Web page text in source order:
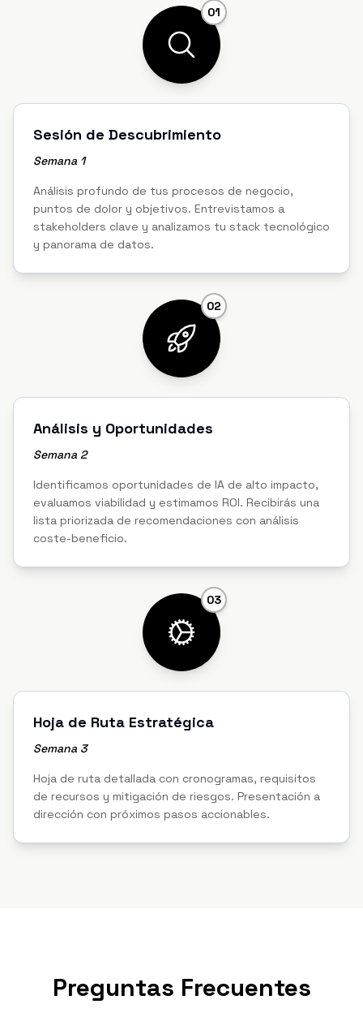
01
Sesión de Descubrimiento
Semana 1
Análisis profundo de tus procesos de negocio,
puntos de dolor y objetivos. Entrevistamos a
stakeholders clave y analizamos tu stack tecnológico
y panorama de datos.
02
Análisis y Oportunidades
Semana 2
Identificamos oportunidades de IA de alto impacto,
evaluamos viabilidad y estimamos ROI. Recibirás una
lista priorizada de recomendaciones con análisis
coste-beneficio.
03
Hoja de Ruta Estratégica
Semana 3
Hoja de ruta detallada con cronogramas, requisitos
de recursos y mitigación de riesgos. Presentación a
dirección con próximos pasos accionables.
Preguntas Frecuentes